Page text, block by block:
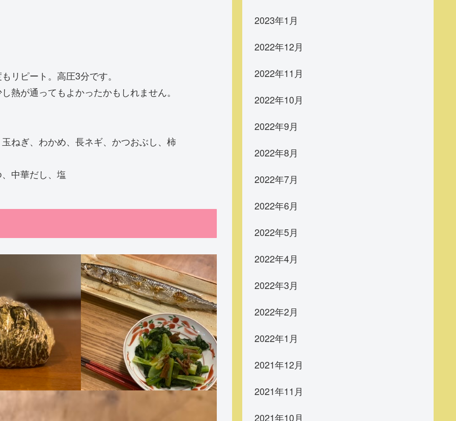
リピート。高圧3分です。
熱が通ってもよかったかもしれません。
ねぎ、わかめ、長ネギ、かつおぶし、柿
中華だし、塩
2023年1月
2022年12月
2022年11月
2022年10月
2022年9月
2022年8月
2022年7月
2022年6月
2022年5月
2022年4月
2022年3月
2022年2月
2022年1月
2021年12月
2021年11月
2021年10月